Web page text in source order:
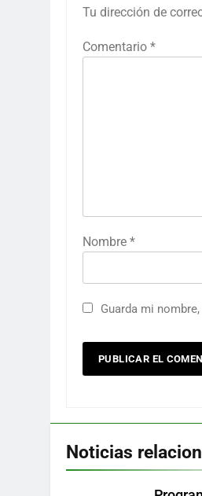
Tu dirección de
Comentario *
Nombre *
Guarda mi
Noticias